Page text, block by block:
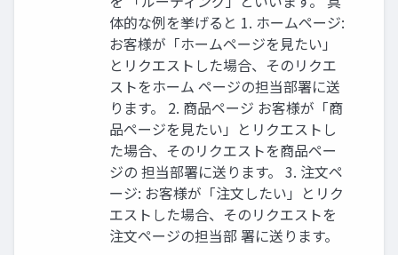
体的な例を挙げると 1. ホームページ:
お客様が「ホームページを見たい」
とリクエストした場合、そのリクエ
ストをホーム ページの担当部署に送
ります。 2. 商品ページ お客様が「商
品ページを見たい」とリクエストし
た場合、そのリクエストを商品ペー
ジの 担当部署に送ります。 3. 注文ペ
ージ: お客様が「注文したい」とリク
エストした場合、そのリクエストを
注文ページの担当部 署に送ります。